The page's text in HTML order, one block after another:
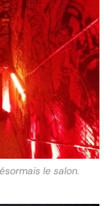
le salon.